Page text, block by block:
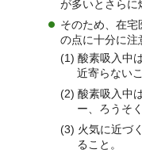
が多いとさらに
そのため、在
の点に十分に注
(1) 酸素吸入中
近寄らないこ
(2) 酸素吸入中
ー、ろうそ
(3) 火気に近づ
ること。